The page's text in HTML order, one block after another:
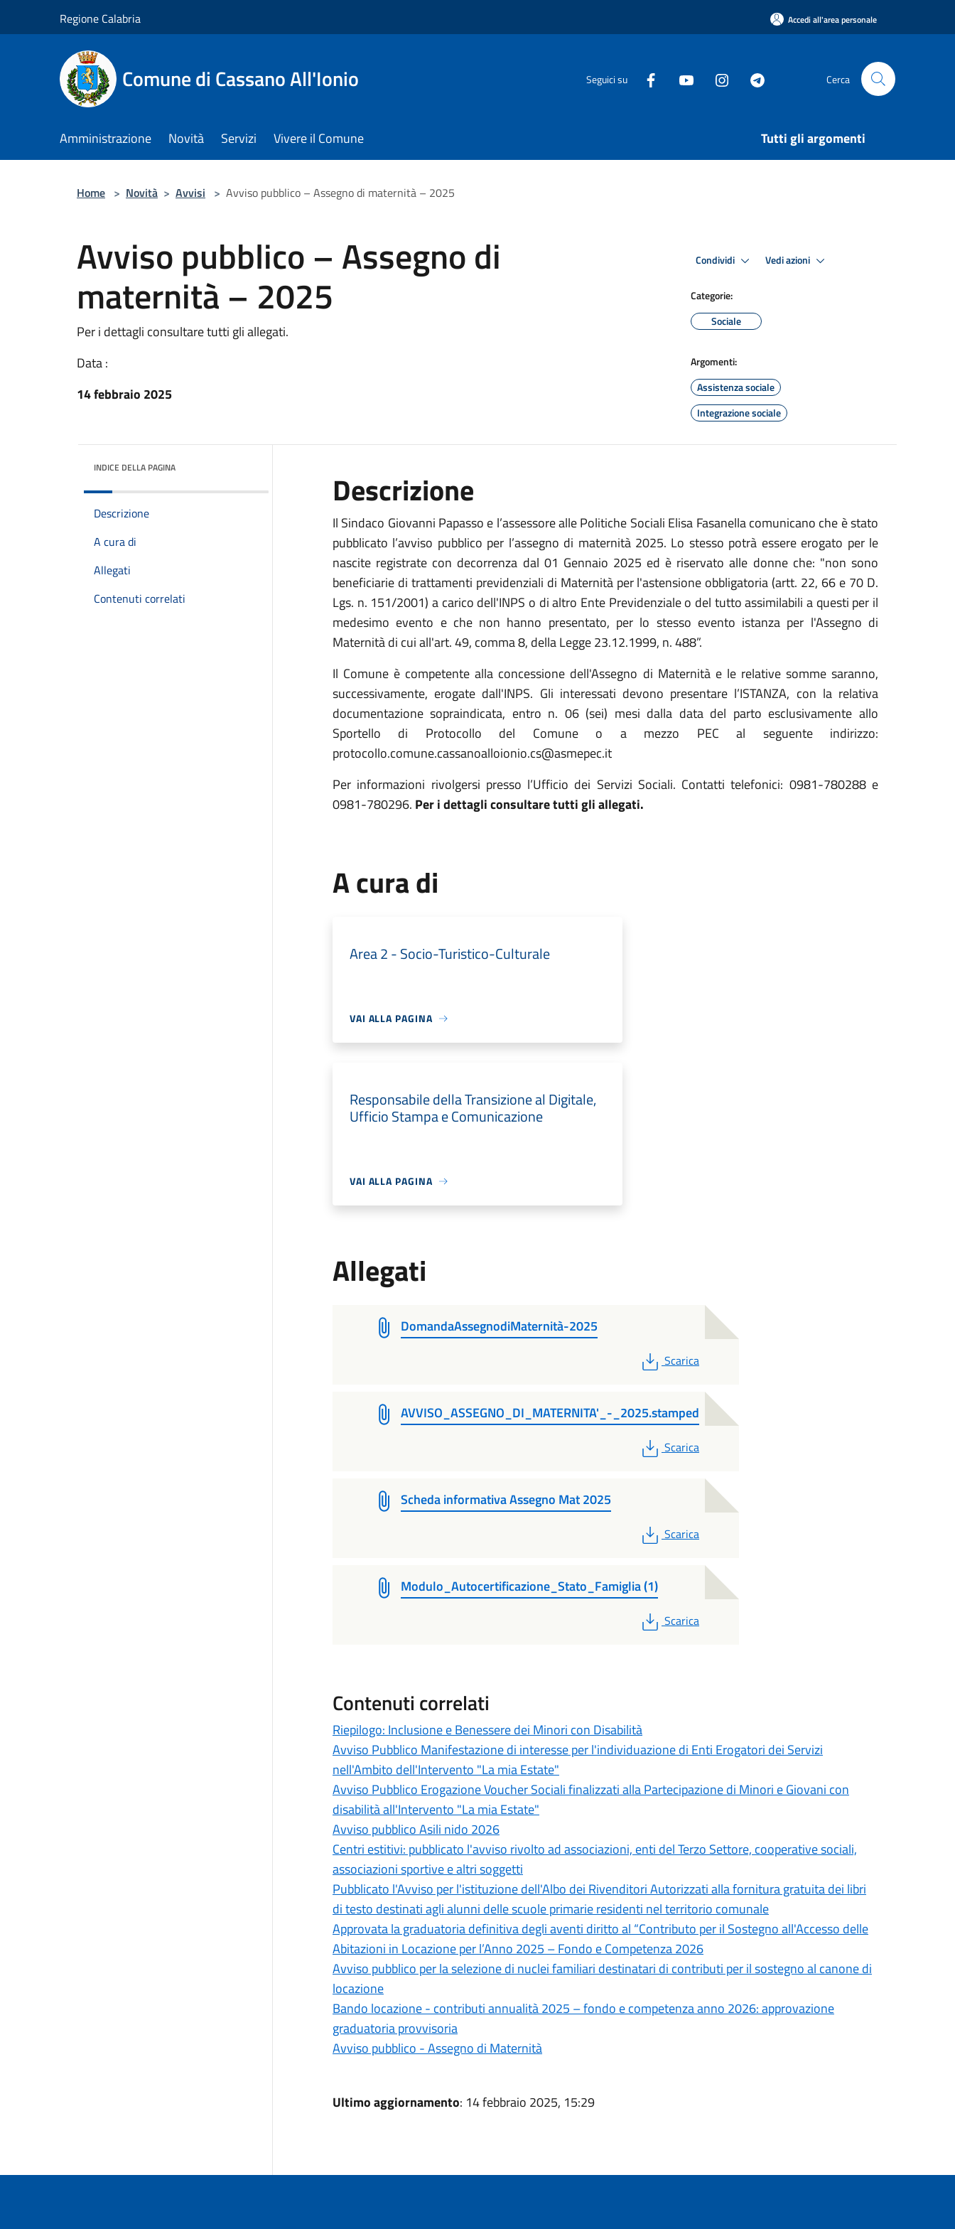
Regione Calabria Accedi all'area personale
Comune di Cassano All'Ionio Seguici su Cerca
Amministrazione Novità Servizi Vivere il Comune Tutti gli argomenti
Home > Novità > Avvisi > Avviso pubblico – Assegno di maternità – 2025
Avviso pubblico – Assegno di
maternità – 2025
Per i dettagli consultare tutti gli allegati.
Data :
14 febbraio 2025
Condividi Vedi azioni
Categorie:
Sociale
Argomenti:
Assistenza sociale
Integrazione sociale
INDICE DELLA PAGINA
Descrizione
A cura di
Allegati
Contenuti correlati
Descrizione
Il Sindaco Giovanni Papasso e l’assessore alle Politiche Sociali Elisa Fasanella comunicano che è stato
pubblicato l’avviso pubblico per l’assegno di maternità 2025. Lo stesso potrà essere erogato per le
nascite registrate con decorrenza dal 01 Gennaio 2025 ed è riservato alle donne che: "non sono
beneficiarie di trattamenti previdenziali di Maternità per l'astensione obbligatoria (artt. 22, 66 e 70 D.
Lgs. n. 151/2001) a carico dell'INPS o di altro Ente Previdenziale o del tutto assimilabili a questi per il
medesimo evento e che non hanno presentato, per lo stesso evento istanza per l'Assegno di
Maternità di cui all'art. 49, comma 8, della Legge 23.12.1999, n. 488”.
Il Comune è competente alla concessione dell'Assegno di Maternità e le relative somme saranno,
successivamente, erogate dall'INPS. Gli interessati devono presentare l’ISTANZA, con la relativa
documentazione sopraindicata, entro n. 06 (sei) mesi dalla data del parto esclusivamente allo
Sportello di Protocollo del Comune o a mezzo PEC al seguente indirizzo:
protocollo.comune.cassanoalloionio.cs@asmepec.it
Per informazioni rivolgersi presso l’Ufficio dei Servizi Sociali. Contatti telefonici: 0981-780288 e
0981-780296. Per i dettagli consultare tutti gli allegati.
A cura di
Area 2 - Socio-Turistico-Culturale
VAI ALLA PAGINA
Responsabile della Transizione al Digitale,
Ufficio Stampa e Comunicazione
VAI ALLA PAGINA
Allegati
DomandaAssegnodiMaternità-2025
PDF
Scarica
AVVISO_ASSEGNO_DI_MATERNITA'_-_2025.stamped
PDF
Scarica
Scheda informativa Assegno Mat 2025
PDF
Scarica
Modulo_Autocertificazione_Stato_Famiglia (1)
PDF
Scarica
Contenuti correlati
Riepilogo: Inclusione e Benessere dei Minori con Disabilità
Avviso Pubblico Manifestazione di interesse per l'individuazione di Enti Erogatori dei Servizi
nell'Ambito dell'Intervento "La mia Estate"
Avviso Pubblico Erogazione Voucher Sociali finalizzati alla Partecipazione di Minori e Giovani con
disabilità all'Intervento "La mia Estate"
Avviso pubblico Asili nido 2026
Centri estitivi: pubblicato l'avviso rivolto ad associazioni, enti del Terzo Settore, cooperative sociali,
associazioni sportive e altri soggetti
Pubblicato l'Avviso per l'istituzione dell'Albo dei Rivenditori Autorizzati alla fornitura gratuita dei libri
di testo destinati agli alunni delle scuole primarie residenti nel territorio comunale
Approvata la graduatoria definitiva degli aventi diritto al “Contributo per il Sostegno all'Accesso delle
Abitazioni in Locazione per l’Anno 2025 – Fondo e Competenza 2026
Avviso pubblico per la selezione di nuclei familiari destinatari di contributi per il sostegno al canone di
locazione
Bando locazione - contributi annualità 2025 – fondo e competenza anno 2026: approvazione
graduatoria provvisoria
Avviso pubblico - Assegno di Maternità
Ultimo aggiornamento: 14 febbraio 2025, 15:29